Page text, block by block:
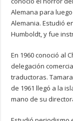
Alemana para
Alemania. Estudió
Humboldt, y fue
En 1960 conoció al
delegación
traductoras.
de 1961 llegó a la
mano de su